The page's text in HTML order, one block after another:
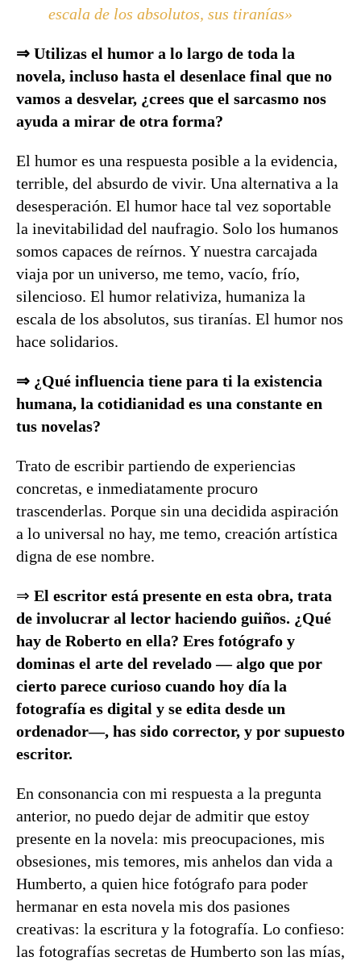
escala de los absolutos, sus tiranías»
⇒ Utilizas el humor a lo largo de toda la
novela, incluso hasta el desenlace final que no
vamos a desvelar, ¿crees que el sarcasmo nos
ayuda a mirar de otra forma?
El humor es una respuesta posible a la evidencia,
terrible, del absurdo de vivir. Una alternativa a la
desesperación. El humor hace tal vez soportable
la inevitabilidad del naufragio. Solo los humanos
somos capaces de reírnos. Y nuestra carcajada
viaja por un universo, me temo, vacío, frío,
silencioso. El humor relativiza, humaniza la
escala de los absolutos, sus tiranías. El humor nos
hace solidarios.
⇒ ¿Qué influencia tiene para ti la existencia
humana, la cotidianidad es una constante en
tus novelas?
Trato de escribir partiendo de experiencias
concretas, e inmediatamente procuro
trascenderlas. Porque sin una decidida aspiración
a lo universal no hay, me temo, creación artística
digna de ese nombre.
⇒ El escritor está presente en esta obra, trata
de involucrar al lector haciendo guiños. ¿Qué
hay de Roberto en ella? Eres fotógrafo y
dominas el arte del revelado — algo que por
cierto parece curioso cuando hoy día la
fotografía es digital y se edita desde un
ordenador—, has sido corrector, y por supuesto
escritor.
En consonancia con mi respuesta a la pregunta
anterior, no puedo dejar de admitir que estoy
presente en la novela: mis preocupaciones, mis
obsesiones, mis temores, mis anhelos dan vida a
Humberto, a quien hice fotógrafo para poder
hermanar en esta novela mis dos pasiones
creativas: la escritura y la fotografía. Lo confieso:
las fotografías secretas de Humberto son las mías,